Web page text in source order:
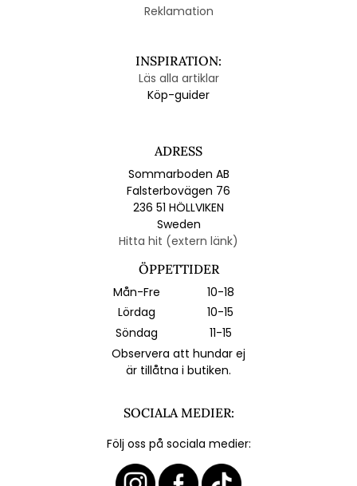
Reklamation
INSPIRATION:
Läs alla artiklar
Köp-guider
ADRESS
Sommarboden AB
Falsterbovägen 76
236 51 HÖLLVIKEN
Sweden
Hitta hit (extern länk)
ÖPPETTIDER
Mån-Fre
10-18
Lördag
10-15
Söndag
11-15
Observera att hundar ej
är tillåtna i butiken.
SOCIALA MEDIER:
Följ oss på sociala medier: